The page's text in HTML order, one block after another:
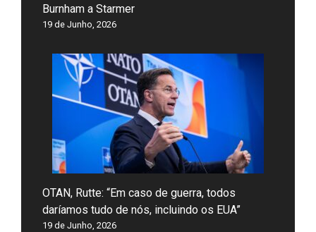
Burnham a Starmer
19 de Junho, 2026
OTAN, Rutte: “Em caso de guerra, todos
daríamos tudo de nós, incluindo os EUA”
19 de Junho, 2026